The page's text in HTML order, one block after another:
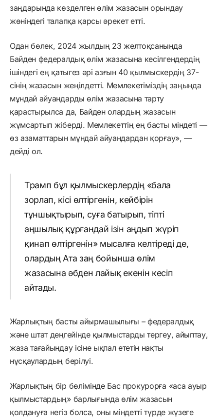
заңдарында көзделген өлім жазасын орындау
жөніндегі талапқа қарсы әрекет етті.
Одан бөлек, 2024 жылдың 23 желтоқсанында
Байден федералдық өлім жазасына кесілгендердің
ішіндегі ең қатыгез әрі азғын 40 қылмыскердің 37-
сінің жазасын жеңілдетті. Мемлекетіміздің заңында
мұндай айуандарды өлім жазасына тарту
қарастырылса да, Байден олардың жазасын
жұмсартып жіберді. Мемлекеттің ең басты міндеті —
өз азаматтарын мұндай айуандардан қорғау», —
дейді ол.
Трамп бұл қылмыскерлердің «бала
зорлап, кісі өлтіргенін, кейбірін
тұншықтырып, суға батырып, тіпті
аңшылық құрғандай ізін аңдып жүріп
қинап өлтіргенін» мысалға келтіреді де,
олардың Ата заң бойынша өлім
жазасына әбден лайық екенін кесіп
айтады.
Жарлықтың басты айырмашылығы – федералдық
және штат деңгейінде қылмыстарды тергеу, айыптау,
жаза тағайындау ісіне ықпал ететін нақты
нұсқаулардың берілуі.
Жарлықтың бір бөлімінде Бас прокурорға «аса ауыр
қылмыстардың» барлығында өлім жазасын
қолдануға негіз болса, оны міндетті түрде жүзеге